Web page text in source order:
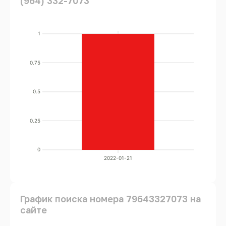
0
0.25
0.5
0.75
1
2022-01-21
График поиска номера 79643327073 на
сайте